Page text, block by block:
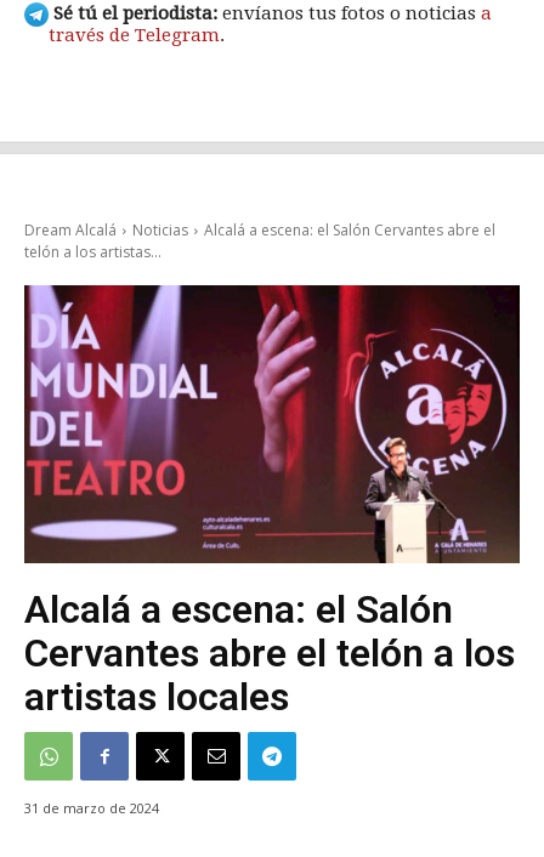
Sé tú el periodista: envíanos tus fotos o noticias a
través de Telegram.